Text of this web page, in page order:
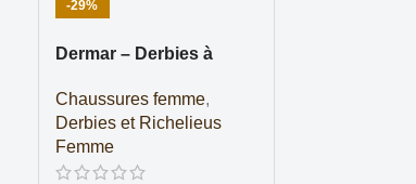
-29%
Dermar – Derbies à
Marron
Chaussures femme,
Derbies et Richelieus
Femme